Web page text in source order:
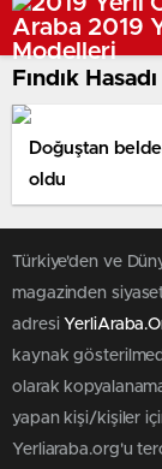
Fındık
Doğuştan
oldu
Türkiye'den ve
magazinden
adresi
kaynak
olarak
yapan kişi/kişiler
Yerliaraba.org'u